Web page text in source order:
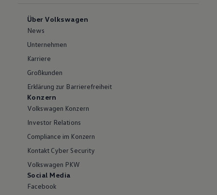
Über Volkswagen
News
Unternehmen
Karriere
Großkunden
Erklärung zur Barrierefreiheit
Konzern
Volkswagen Konzern
Investor Relations
Compliance im Konzern
Kontakt Cyber Security
Volkswagen PKW
Social Media
Facebook